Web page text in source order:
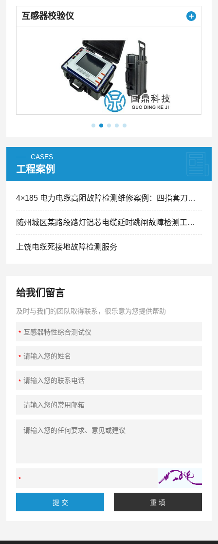
互感器校验仪
CASES
工程案例
4×185 电力电缆高阻故障检测维修案例：四指套刀片划痕引发间歇性跳闸精准排查
随州城区某路段路灯铝芯电缆延时跳闸故障检测工程案例
上饶电缆死接地故障检测服务
给我们留言
及时与我们的团队取得联系，很乐意为您提供帮助